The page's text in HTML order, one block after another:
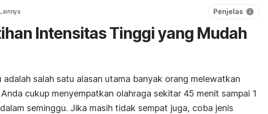
Penjelas
Intensitas Tinggi yang Mudah
salah satu alasan utama banyak orang melewatkan
cukup menyempatkan olahraga sekitar 45 menit sampai 1
seminggu. Jika masih tidak sempat juga, coba jenis